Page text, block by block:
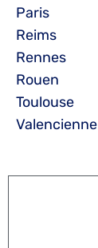
Paris
Reims
Rennes
Rouen
Toulouse
Valencienne